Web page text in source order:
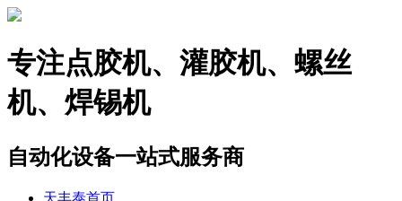
专注点胶机、灌胶机、螺丝
机、焊锡机
自动化设备一站式服务商
天丰泰首页